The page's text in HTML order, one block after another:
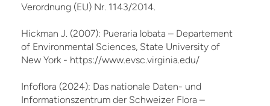
Verordnung (EU) Nr. 1143/2014.
Hickman J. (2007): Pueraria lobata – Departement
of Environmental Sciences, State University of
New York - https://www.evsc.virginia.edu/
Infoflora (2024): Das nationale Daten- und
Informationszentrum der Schweizer Flora –